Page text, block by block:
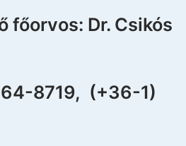
főorvos: Dr. Csikós
8719, (+36-1)